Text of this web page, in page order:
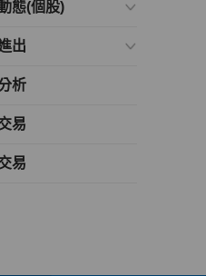
態(個股)
出
析
易
易